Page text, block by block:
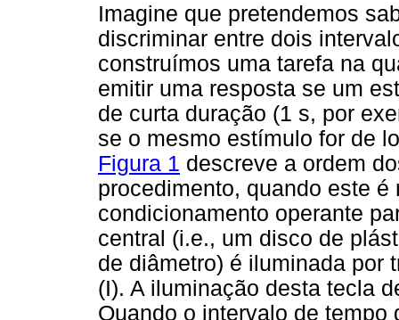
Imagine que pretendemos
discriminar entre dois
construímos uma tarefa na
emitir uma resposta se um
de curta duração (1 s, por
se o mesmo estímulo for de
Figura 1 descreve a ordem
procedimento, quando este
condicionamento operante
central (i.e., um disco de
de diâmetro) é iluminada por
(I). A iluminação desta tecla
Quando o intervalo de